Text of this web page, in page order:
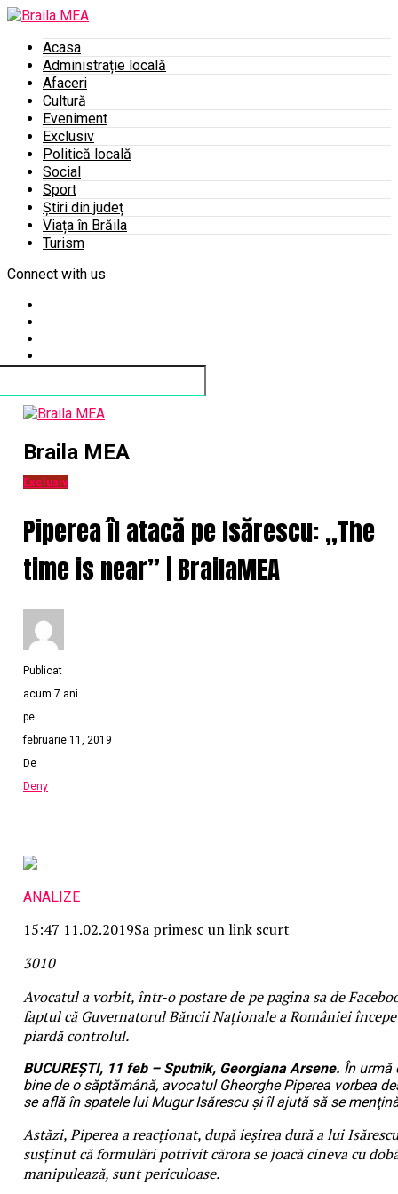
Acasa
Administrație locală
Afaceri
Cultură
Eveniment
Exclusiv
Politică locală
Social
Sport
Știri din județ
Viața în Brăila
Turism
Connect with us
Braila MEA
Exclusiv
Piperea îl atacă pe Isărescu: „The
time is near” | BrailaMEA
Publicat
acum 7 ani
pe
februarie 11, 2019
De
Deny
ANALIZE
15:47 11.02.2019Sa primesc un link scurt
3010
Avocatul a vorbit, într-o postare de pe pagina sa de
faptul că Guvernatorul Băncii Naţionale a României
piardă controlul.
BUCUREŞTI, 11 feb – Sputnik, Georgiana Arsene. În urmă
bine de o săptămână, avocatul Gheorghe Piperea vorbea
se află în spatele lui Mugur Isărescu şi îl ajută să se
Astăzi, Piperea a reacţionat, după ieşirea dură a lui
susţinut că formulări potrivit cărora se joacă cineva cu
manipulează, sunt periculoase.